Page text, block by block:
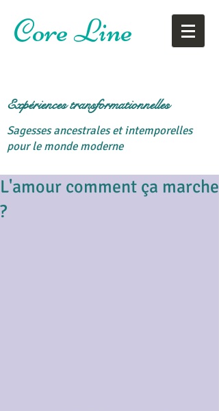
Core Line
Expériences transformationnelles
Sagesses ancestrales et intemporelles
pour le monde moderne
L'amour comment ça marche
?